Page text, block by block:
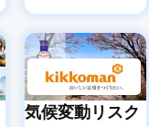
気候変動リスク